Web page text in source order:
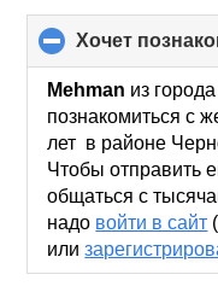
хочет
Mehman из
познакомиться с
лет в районе
Чтобы отправить
общаться с
надо войти в сайт
или